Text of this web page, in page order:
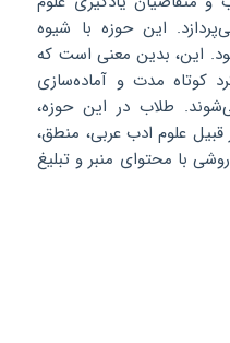
این حوزه با شیوه
این، بدین معنی است که
کوتاه مدت و آماده‌سازی
طلاب در این حوزه،
علوم ادب عربی، منطق،
با محتوای منبر و تبلیغ